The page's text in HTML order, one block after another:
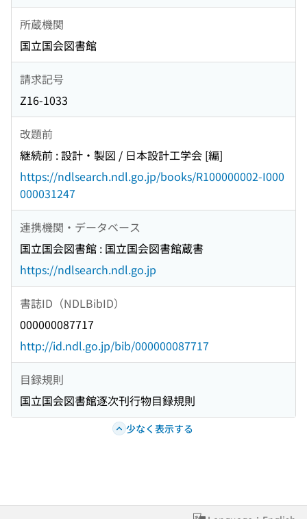
所蔵機関
国立国会図書館
請求記号
Z16-1033
改題前
継続前 : 設計・製図 / 日本設計工学会 [編]
https://ndlsearch.ndl.go.jp/books/R100000002-I000
000031247
連携機関・データベース
国立国会図書館 : 国立国会図書館蔵書
https://ndlsearch.ndl.go.jp
書誌ID（NDLBibID）
000000087717
http://id.ndl.go.jp/bib/000000087717
目録規則
国立国会図書館逐次刊行物目録規則
少なく表示する